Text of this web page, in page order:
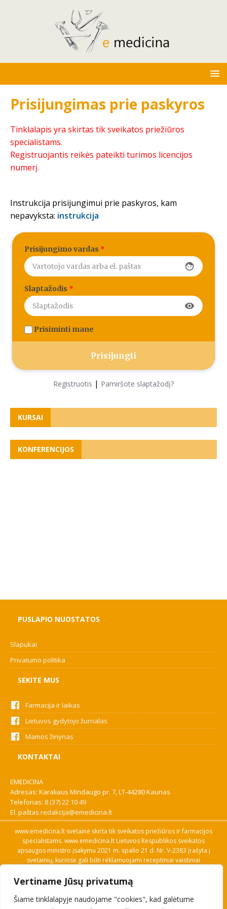
Vertiname Jūsų privatumą
Šiame tinklalapyje naudojame "cookies", kad galėtume
Prisijungimas prie paskyros
Tinklalapis yra skirtas tik sveikatos priežiūros
specialistams.
Registruojantis reikės pateikti turimos licencijos
numerį.
Instrukcija prisijungimui prie paskyros, kam
nepavyksta: instrukcija
Prisijungimo vardas *
face
Slaptažodis *
visibility
Prisiminti mane
Registruotis | Pamiršote slaptažodį?
KURSAI
KONFERENCIJOS
PUSLAPIO NUOSTATOS
Slapukai
Privatumo politika
SEKITE MUS
Farmacija ir laikas
Lietuvos gydytojo žurnalas
Mamos žinynas
KONTAKTAI
EMEDICINA
Adresas: Karaliaus Mindaugo pr. 7, LT-44280 Kaunas
Telefonas: 8 (37) 22 10 49
El. paštas redakcija@emedicina.lt
www.emedicina.lt svetainė skirta tik sveikatos priežiūros ir farmacijos
specialistams. www.emedicina.lt Lietuvos Respublikos sveikatos
apsaugos ministro įsakymu 2021 m. spalio 21 d. Nr. V-2383 įrašyta į
svetainių, kuriose gali būti reklamuojami receptiniai vaistiniai
savo profesinę kvalifikaciją. Naudingos nuorodos: Vaistų ir medicinos
pagalbos priemonių kainų paieška, VVKT tinklalapis, Sveikatos
priežiūros ar farmacijos specialisto pranešimo apie įtariamą